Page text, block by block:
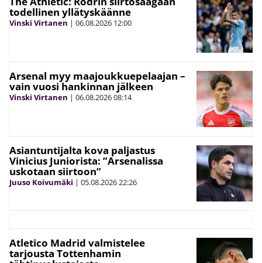
todellinen yllätyskäänne
Vinski Virtanen | 06.08.2026 12:00
Arsenal myy maajoukkuepelaajan –
vain vuosi hankinnan jälkeen
Vinski Virtanen | 06.08.202608:14
Asiantuntijalta kova paljastus
Vinicius Juniorista: ”Arsenalissa
uskotaan siirtoon”
Juuso Koivumäki | 05.08.202622:26
Atletico Madrid valmistelee
tarjousta Tottenhamin